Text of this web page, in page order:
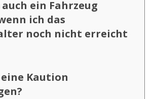
ein Fahrzeug
ich das
noch nicht erreicht
eine Kaution